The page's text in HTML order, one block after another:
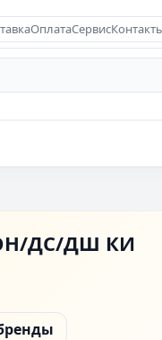
ОплатаСервис
ДС/ДШ КИ